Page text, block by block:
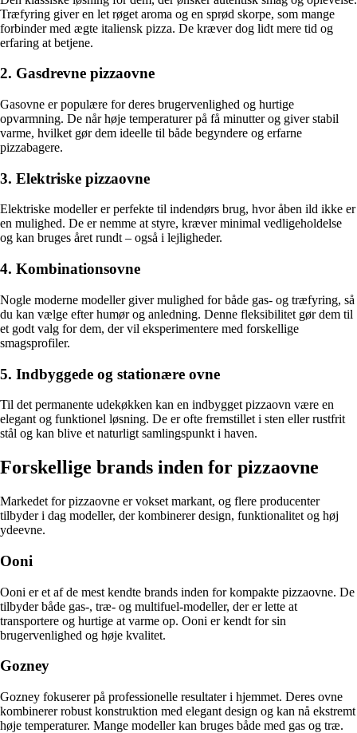
Træfyring giver en let røget aroma og en sprød skorpe, som mange
forbinder med ægte italiensk pizza. De kræver dog lidt mere tid og
erfaring at betjene.
2. Gasdrevne pizzaovne
Gasovne er populære for deres brugervenlighed og hurtige
opvarmning. De når høje temperaturer på få minutter og giver stabil
varme, hvilket gør dem ideelle til både begyndere og erfarne
pizzabagere.
3. Elektriske pizzaovne
Elektriske modeller er perfekte til indendørs brug, hvor åben ild ikke er
en mulighed. De er nemme at styre, kræver minimal vedligeholdelse
og kan bruges året rundt – også i lejligheder.
4. Kombinationsovne
Nogle moderne modeller giver mulighed for både gas- og træfyring, så
du kan vælge efter humør og anledning. Denne fleksibilitet gør dem til
et godt valg for dem, der vil eksperimentere med forskellige
smagsprofiler.
5. Indbyggede og stationære ovne
Til det permanente udekøkken kan en indbygget pizzaovn være en
elegant og funktionel løsning. De er ofte fremstillet i sten eller rustfrit
stål og kan blive et naturligt samlingspunkt i haven.
Forskellige brands inden for pizzaovne
Markedet for pizzaovne er vokset markant, og flere producenter
tilbyder i dag modeller, der kombinerer design, funktionalitet og høj
ydeevne.
Ooni
Ooni er et af de mest kendte brands inden for kompakte pizzaovne. De
tilbyder både gas-, træ- og multifuel-modeller, der er lette at
transportere og hurtige at varme op. Ooni er kendt for sin
brugervenlighed og høje kvalitet.
Gozney
Gozney fokuserer på professionelle resultater i hjemmet. Deres ovne
kombinerer robust konstruktion med elegant design og kan nå ekstremt
høje temperaturer. Mange modeller kan bruges både med gas og træ.